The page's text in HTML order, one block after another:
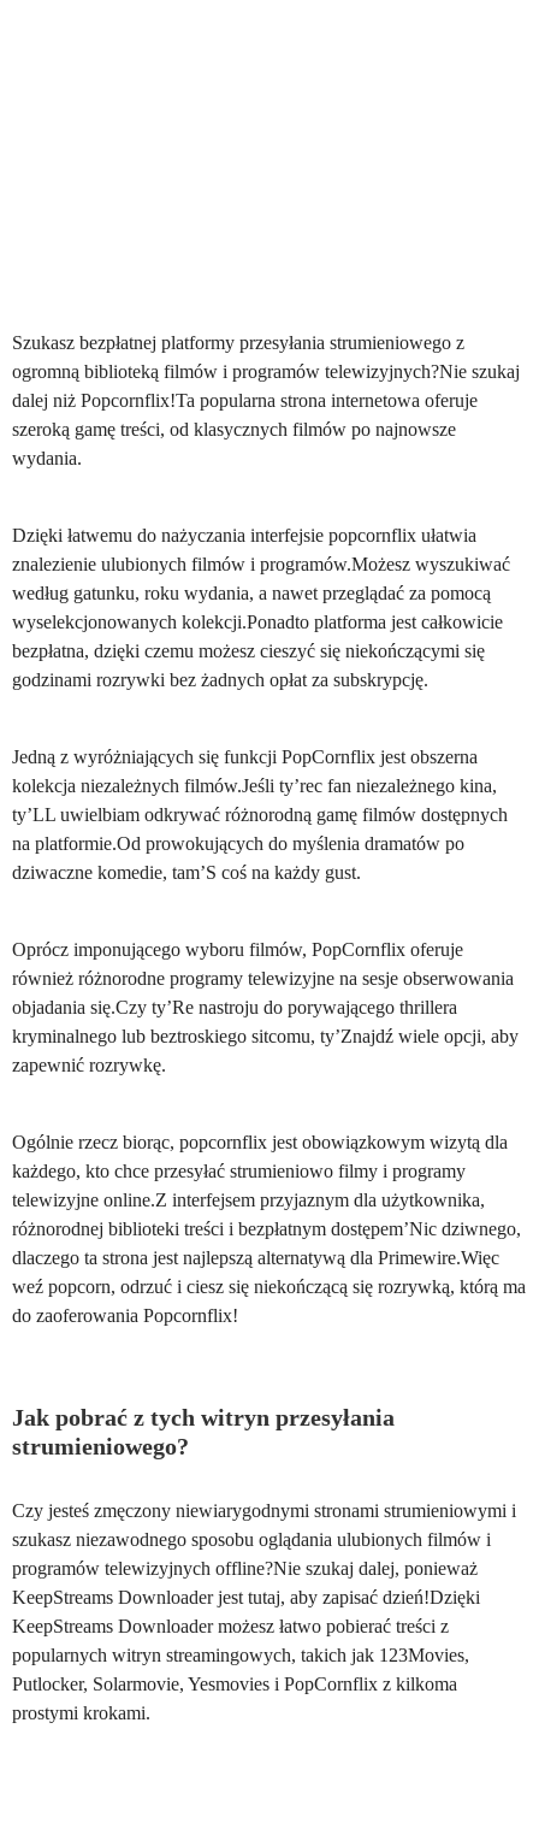
Szukasz bezpłatnej platformy przesyłania strumieniowego z
ogromną biblioteką filmów i programów telewizyjnych?Nie szukaj
dalej niż Popcornflix!Ta popularna strona internetowa oferuje
szeroką gamę treści, od klasycznych filmów po najnowsze
wydania.
Dzięki łatwemu do nażyczania interfejsie popcornflix ułatwia
znalezienie ulubionych filmów i programów.Możesz wyszukiwać
według gatunku, roku wydania, a nawet przeglądać za pomocą
wyselekcjonowanych kolekcji.Ponadto platforma jest całkowicie
bezpłatna, dzięki czemu możesz cieszyć się niekończącymi się
godzinami rozrywki bez żadnych opłat za subskrypcję.
Jedną z wyróżniających się funkcji PopCornflix jest obszerna
kolekcja niezależnych filmów.Jeśli ty’rec fan niezależnego kina,
ty’LL uwielbiam odkrywać różnorodną gamę filmów dostępnych
na platformie.Od prowokujących do myślenia dramatów po
dziwaczne komedie, tam’S coś na każdy gust.
Oprócz imponującego wyboru filmów, PopCornflix oferuje
również różnorodne programy telewizyjne na sesje obserwowania
objadania się.Czy ty’Re nastroju do porywającego thrillera
kryminalnego lub beztroskiego sitcomu, ty’Znajdź wiele opcji, aby
zapewnić rozrywkę.
Ogólnie rzecz biorąc, popcornflix jest obowiązkowym wizytą dla
każdego, kto chce przesyłać strumieniowo filmy i programy
telewizyjne online.Z interfejsem przyjaznym dla użytkownika,
różnorodnej biblioteki treści i bezpłatnym dostępem’Nic dziwnego,
dlaczego ta strona jest najlepszą alternatywą dla Primewire.Więc
weź popcorn, odrzuć i ciesz się niekończącą się rozrywką, którą ma
do zaoferowania Popcornflix!
Jak pobrać z tych witryn przesyłania
strumieniowego?
Czy jesteś zmęczony niewiarygodnymi stronami strumieniowymi i
szukasz niezawodnego sposobu oglądania ulubionych filmów i
programów telewizyjnych offline?Nie szukaj dalej, ponieważ
KeepStreams Downloader jest tutaj, aby zapisać dzień!Dzięki
KeepStreams Downloader możesz łatwo pobierać treści z
popularnych witryn streamingowych, takich jak 123Movies,
Putlocker, Solarmovie, Yesmovies i PopCornflix z kilkoma
prostymi krokami.